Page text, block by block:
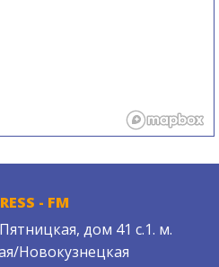
- FM
дом 41 с.1. м.
Новокузнецкая